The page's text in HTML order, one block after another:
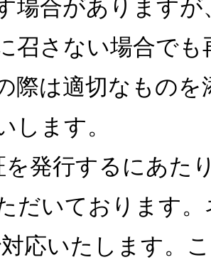
場合があります
召さない場合で
際は適切なもの
します。
を発行するにあた
だいております
対応いたします。